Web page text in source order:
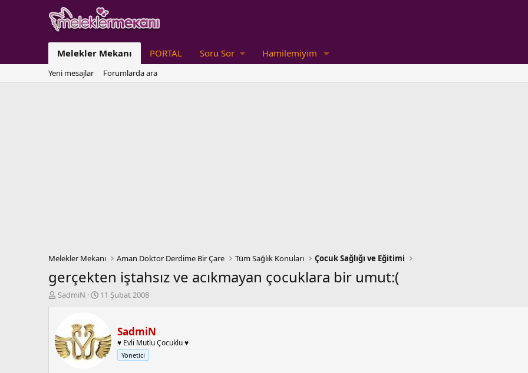
Melekler Mekanı PORTAL Soru Sor Hamilemiyim
Yeni mesajlar Forumlarda ara
Melekler Mekanı Aman Doktor Derdime Bir Çare Tüm Sağlık Konuları Çocuk Sağlığı ve Eğitimi
gerçekten iştahsız ve acıkmayan çocuklara bir umut:(
K
u
y
u
SadmiN
B
a
n
g
11 Şubat 2008
SadmiN
♥ Evli Mutlu Çocuklu ♥
Yönetici